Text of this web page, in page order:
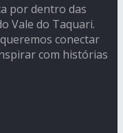
por dentro das
Vale do Taquari.
conectar
com histórias